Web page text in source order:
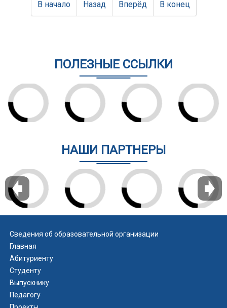
В начало Назад Вперёд В конец
ПОЛЕЗНЫЕ ССЫЛКИ
НАШИ ПАРТНЕРЫ
Сведения об образовательной организации
Главная
Абитуриенту
Студенту
Выпускнику
Педагогу